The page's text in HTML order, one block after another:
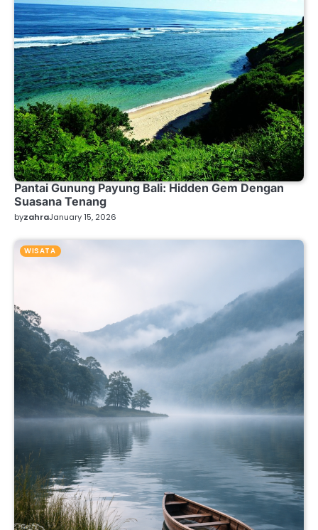
Pantai Gunung Payung Bali: Hidden Gem Dengan
Suasana Tenang
byzahraJanuary 15, 2026
WISATA